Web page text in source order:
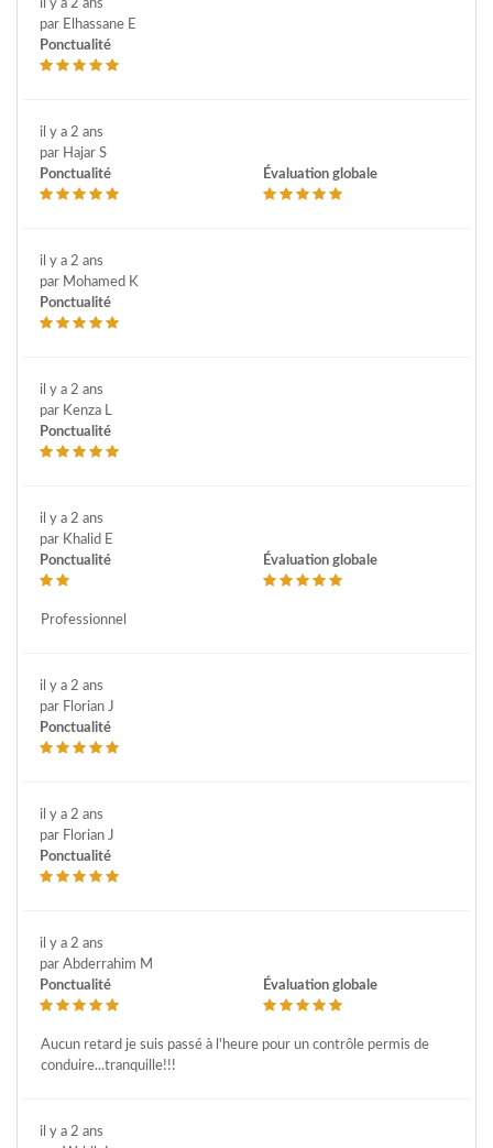
il y a 2 ans
par Elhassane E
Ponctualité
il y a 2 ans
par Hajar S
Ponctualité
Évaluation globale
il y a 2 ans
par Mohamed K
Ponctualité
il y a 2 ans
par Kenza L
Ponctualité
il y a 2 ans
par Khalid E
Ponctualité
Évaluation globale
Professionnel
il y a 2 ans
par Florian J
Ponctualité
il y a 2 ans
par Florian J
Ponctualité
il y a 2 ans
par Abderrahim M
Ponctualité
Évaluation globale
Aucun retard je suis passé à l'heure pour un contrôle permis de
conduire...tranquille!!!
il y a 2 ans